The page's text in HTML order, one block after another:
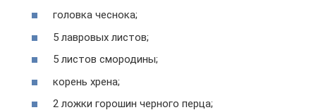
головка чеснока;
5 лавровых листов;
5 листов смородины;
корень хрена;
2 ложки горошин черного перца;